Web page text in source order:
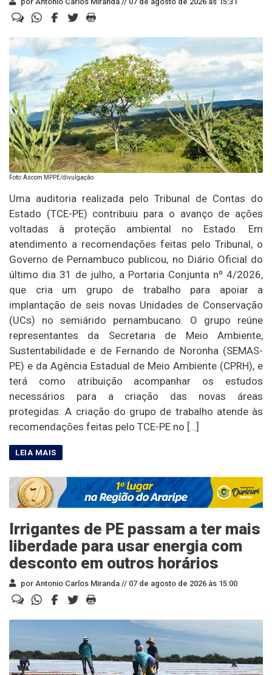
Foto: Ascom MPPE/divulgação
Uma auditoria realizada pelo Tribunal de Contas do
Estado (TCE-PE) contribuiu para o avanço de ações
voltadas à proteção ambiental no Estado. Em
atendimento a recomendações feitas pelo Tribunal, o
Governo de Pernambuco publicou, no Diário Oficial do
último dia 31 de julho, a Portaria Conjunta nº 4/2026,
que cria um grupo de trabalho para apoiar a
implantação de seis novas Unidades de Conservação
(UCs) no semiárido pernambucano. O grupo reúne
representantes da Secretaria de Meio Ambiente,
Sustentabilidade e de Fernando de Noronha (SEMAS-
PE) e da Agência Estadual de Meio Ambiente (CPRH), e
terá como atribuição acompanhar os estudos
necessários para a criação das novas áreas
protegidas. A criação do grupo de trabalho atende às
recomendações feitas pelo TCE-PE no […]
Irrigantes de PE passam a ter mais
liberdade para usar energia com
desconto em outros horários
por Antonio Carlos Miranda // 07 de agosto de 2026 às 15:00